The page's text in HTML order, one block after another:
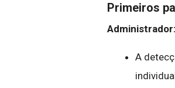
Primeiros
Administrador:
A